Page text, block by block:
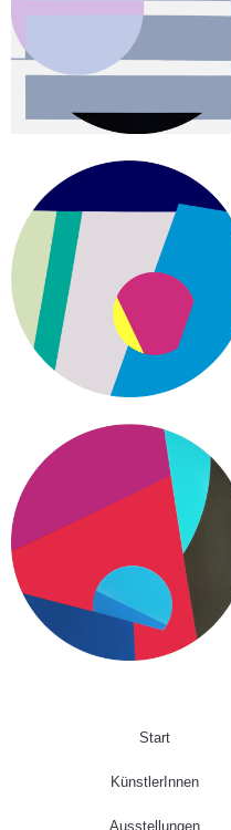
Start
KünstlerInnen
Ausstellungen